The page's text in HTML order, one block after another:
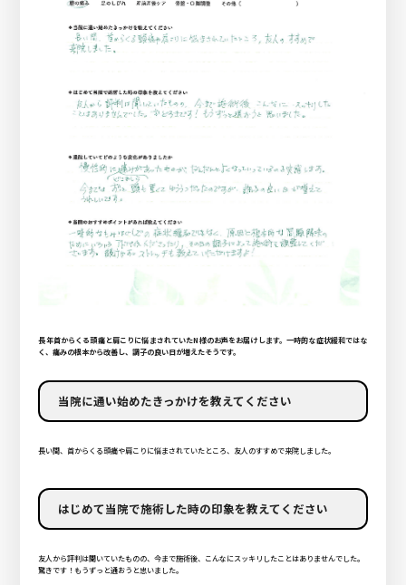
長年首からくる頭痛と肩こりに悩まされていたN様のお声をお届けします。一時的な症状緩和ではな
く、痛みの根本から改善し、調子の良い日が増えたそうです。
当院に通い始めたきっかけを教えてください
長い間、首からくる頭痛や肩こりに悩まされていたところ、友人のすすめで来院しました。
はじめて当院で施術した時の印象を教えてください
友人から評判は聞いていたものの、今まで施術後、こんなにスッキリしたことはありませんでした。
驚きです！もうずっと通おうと思いました。